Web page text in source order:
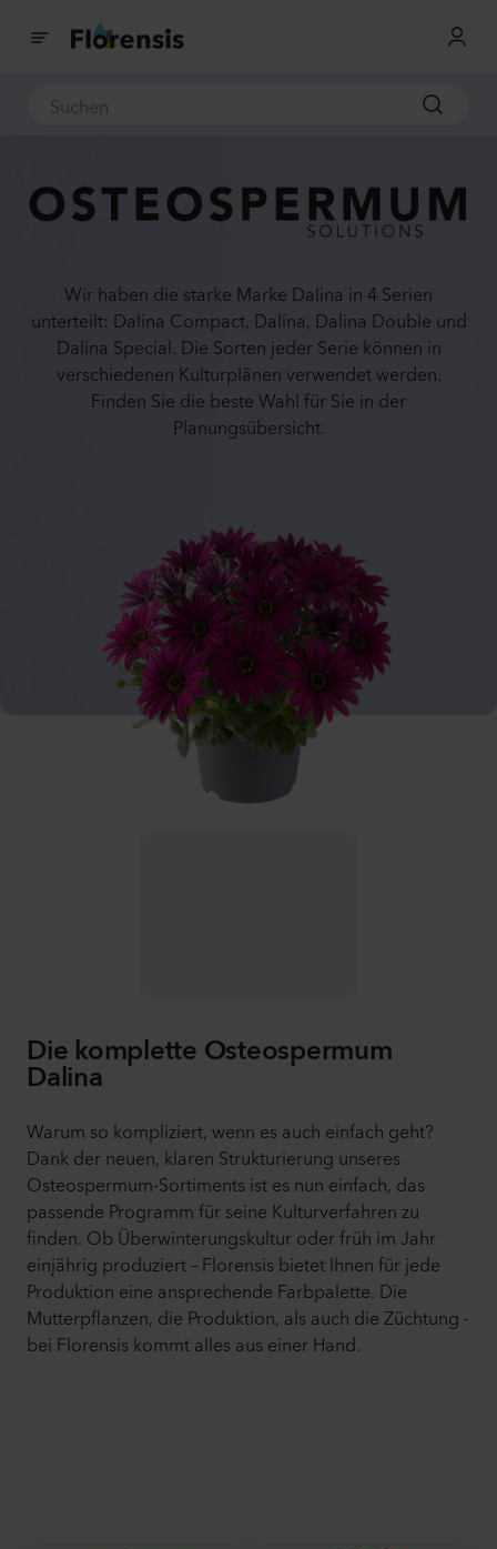
Wir haben die starke Marke Dalina in 4 Serien
unterteilt: Dalina Compact, Dalina, Dalina Double und
Dalina Special. Die Sorten jeder Serie können in
verschiedenen Kulturplänen verwendet werden.
Finden Sie die beste Wahl für Sie in der
Planungsübersicht.
Die komplette Osteospermum
Dalina
Warum so kompliziert, wenn es auch einfach geht?
Dank der neuen, klaren Strukturierung unseres
Osteospermum-Sortiments ist es nun einfach, das
passende Programm für seine Kulturverfahren zu
finden. Ob Überwinterungskultur oder früh im Jahr
einjährig produziert – Florensis bietet Ihnen für jede
Produktion eine ansprechende Farbpalette. Die
Mutterpflanzen, die Produktion, als auch die Züchtung -
bei Florensis kommt alles aus einer Hand.